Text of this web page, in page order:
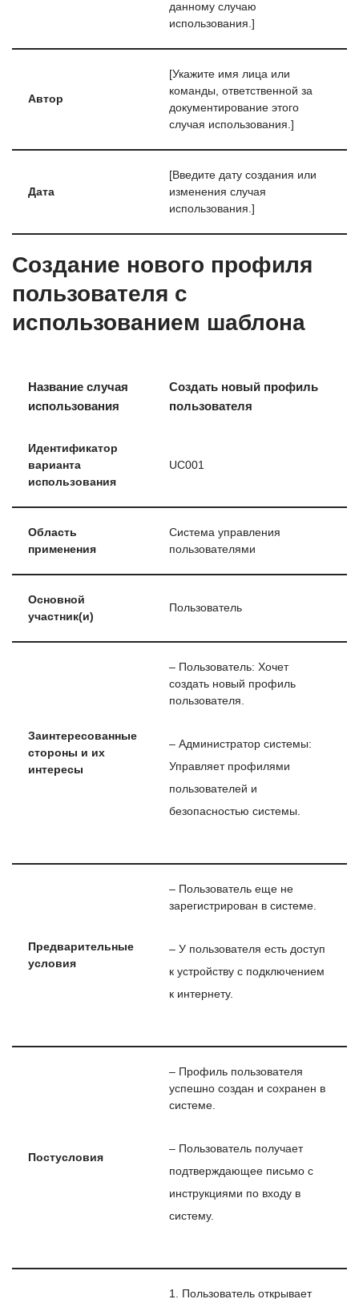
данному случаю
использования.]
Автор
[Укажите имя лица или
команды, ответственной за
документирование этого
случая использования.]
Дата
[Введите дату создания или
изменения случая
использования.]
Создание нового профиля
пользователя с
использованием шаблона
Название случая
использования
Создать новый профиль
пользователя
Идентификатор
варианта
использования
UC001
Область
применения
Система управления
пользователями
Основной
участник(и)
Пользователь
Заинтересованные
стороны и их
интересы
– Пользователь: Хочет
создать новый профиль
пользователя.
– Администратор системы:
Управляет профилями
пользователей и
безопасностью системы.
Предварительные
условия
– Пользователь еще не
зарегистрирован в системе.
– У пользователя есть доступ
к устройству с подключением
к интернету.
Постусловия
– Профиль пользователя
успешно создан и сохранен в
системе.
– Пользователь получает
подтверждающее письмо с
инструкциями по входу в
систему.
1. Пользователь открывает